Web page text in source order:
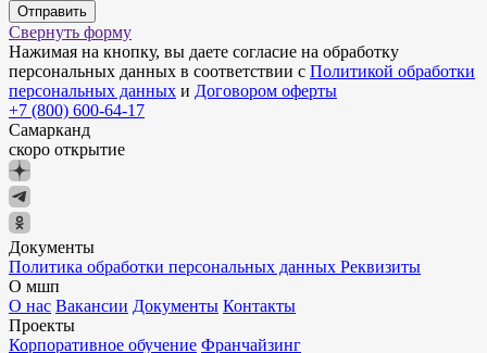
Отправить
Свернуть форму
Нажимая на кнопку, вы даете согласие на обработку
персональных данных в соответствии с Политикой обработки
персональных данных и Договором оферты
+7 (800) 600-64-17
Самарканд
скоро открытие
Документы
Политика обработки персональных данных Реквизиты
О мшп
О нас Вакансии Документы Контакты
Проекты
Корпоративное обучение Франчайзинг